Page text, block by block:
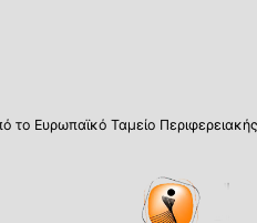
το Ευρωπαϊκό Ταμείο